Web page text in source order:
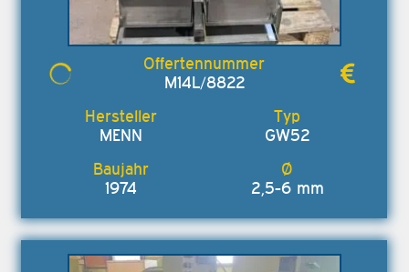
M14L/8822
MENN GW52
1974 2,5-6 mm